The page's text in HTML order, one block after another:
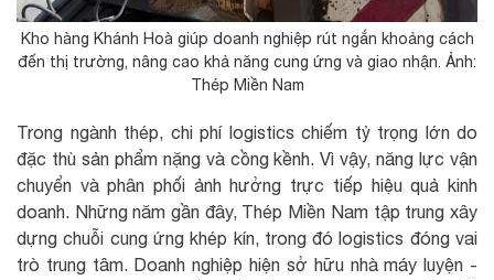
Kho hàng Khánh Hoà giúp doanh nghiệp rút ngắn khoảng cách
đến thị trường, nâng cao khả năng cung ứng và giao nhận. Ảnh:
Thép Miền Nam
Trong ngành thép, chi phí logistics chiếm tỷ trọng lớn do
đặc thù sản phẩm nặng và cồng kềnh. Vì vậy, năng lực vận
chuyển và phân phối ảnh hưởng trực tiếp hiệu quả kinh
doanh. Những năm gần đây, Thép Miền Nam tập trung xây
dựng chuỗi cung ứng khép kín, trong đó logistics đóng vai
trò trung tâm. Doanh nghiệp hiện sở hữu nhà máy luyện -